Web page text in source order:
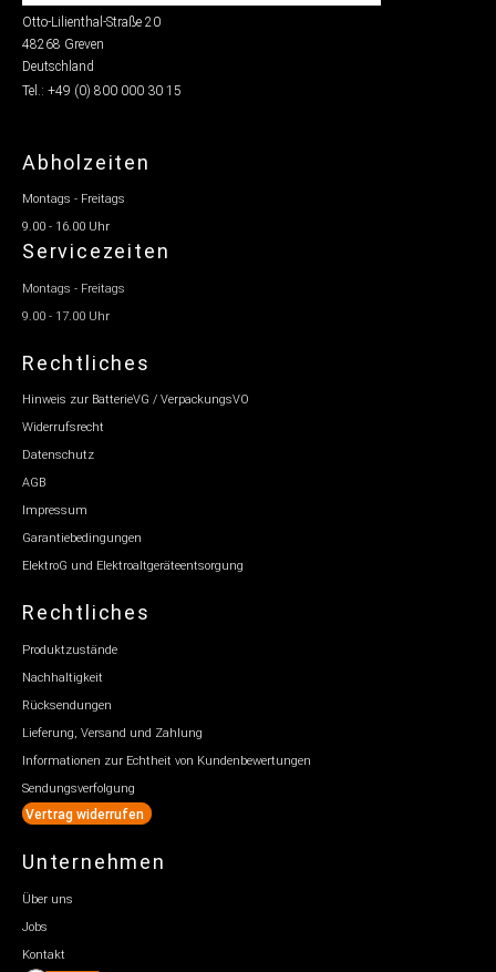
Otto-Lilienthal-Straße 20
48268 Greven
Deutschland
Tel.: +49 (0) 800 000 30 15
Abholzeiten
Montags - Freitags
9.00 - 16.00 Uhr
Servicezeiten
Montags - Freitags
9.00 - 17.00 Uhr
Rechtliches
Hinweis zur BatterieVG / VerpackungsVO
Widerrufsrecht
Datenschutz
AGB
Impressum
Garantiebedingungen
ElektroG und Elektroaltgeräteentsorgung
Rechtliches
Produktzustände
Nachhaltigkeit
Rücksendungen
Lieferung, Versand und Zahlung
Informationen zur Echtheit von Kundenbewertungen
Sendungsverfolgung
Vertrag widerrufen
Unternehmen
Über uns
Jobs
Kontakt